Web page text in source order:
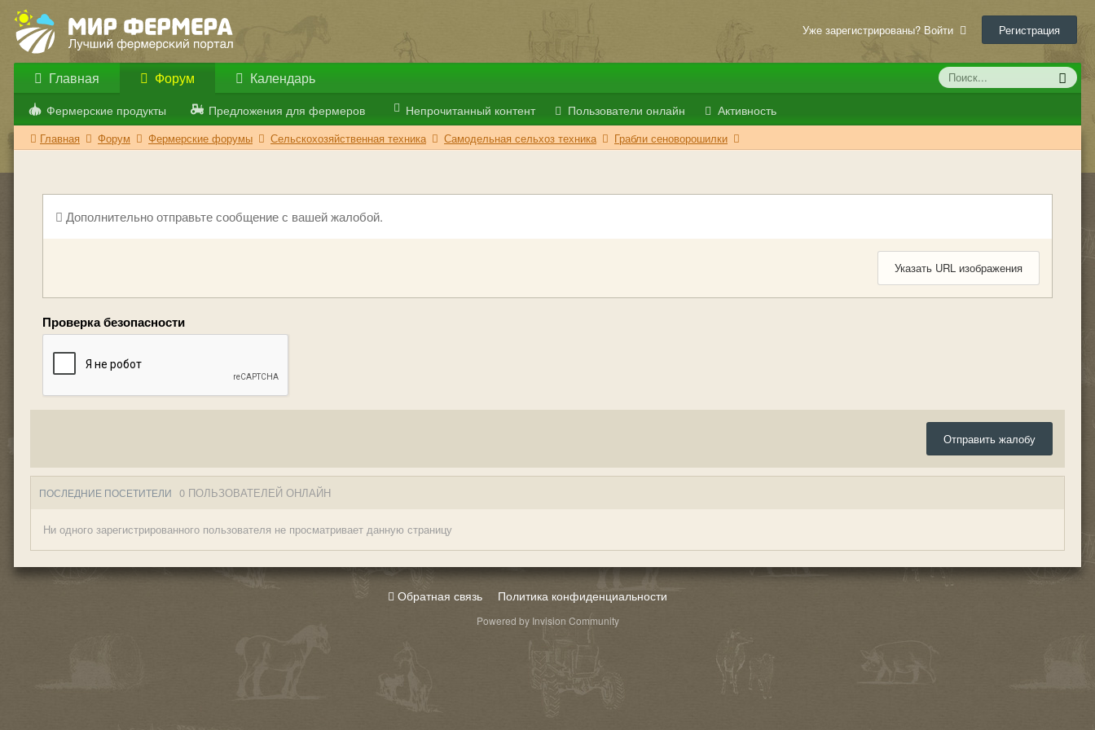
Уже зарегистрированы? Войти Регистрация
Главная Форум
Фермерские продукты Предложения для фермеров Непрочитанный контент Пользователи онлайн Активность
Календарь
Главная Форум Фермерские форумы Сельскохозяйственная техника Самодельная сельхоз техника Грабли сеноворошилки
Дополнительно отправьте сообщение с вашей жалобой.
Указать URL изображения
Проверка безопасности
Отправить жалобу
ПОСЛЕДНИЕ ПОСЕТИТЕЛИ 0 ПОЛЬЗОВАТЕЛЕЙ ОНЛАЙН
Ни одного зарегистрированного пользователя не просматривает данную страницу
Обратная связь Политика конфиденциальности
Powered by Invision Community